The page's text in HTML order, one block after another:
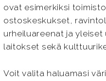
ovat esimerkiksi
ostoskeskukset,
urheiluareenat ja
laitokset sekä
Voit valita haluamasi